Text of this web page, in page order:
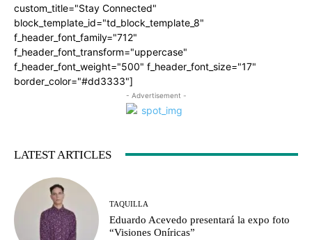
custom_title="Stay Connected"
block_template_id="td_block_template_8"
f_header_font_family="712"
f_header_font_transform="uppercase"
f_header_font_weight="500" f_header_font_size="17"
border_color="#dd3333"]
- Advertisement -
LATEST ARTICLES
TAQUILLA
Eduardo Acevedo presentará la expo foto
“Visiones Oníricas”